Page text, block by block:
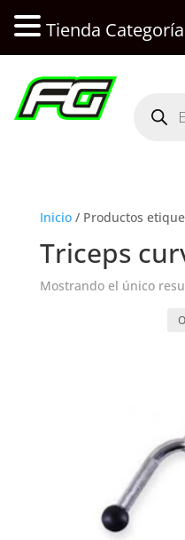
Inicio/ Productos
Triceps
Mostrando el único
Tienda